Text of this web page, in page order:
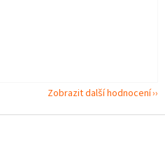
je 5 z 5 hvězdiček.
Zobrazit další hodnocení